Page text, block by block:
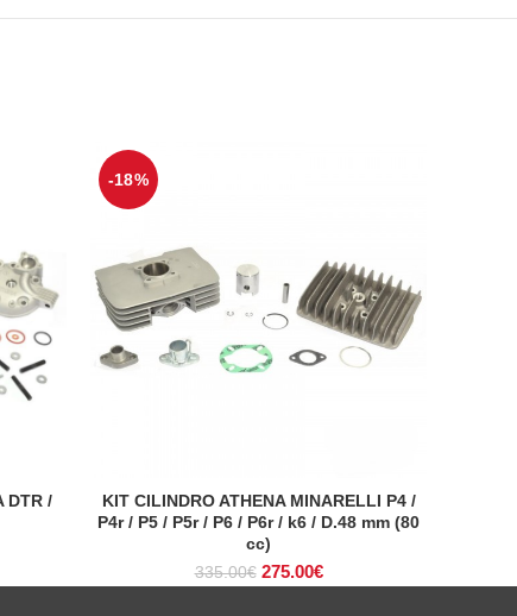
DTR /
-18%
ADICIONAR
KIT CILINDRO ATHENA MINARELLI P4 /
P4r / P5 / P5r / P6 / P6r / k6 / D.48 mm (80
cc)
335.00€ O
preço
275.00€O
preço